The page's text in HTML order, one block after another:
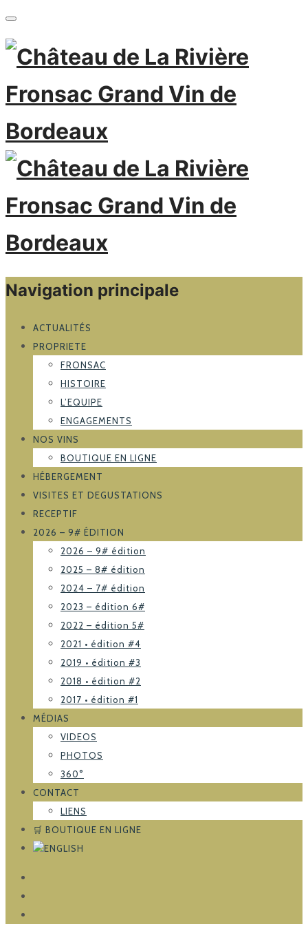
Navigation principale
ACTUALITÉS
PROPRIETE
FRONSAC
HISTOIRE
L’EQUIPE
ENGAGEMENTS
NOS VINS
BOUTIQUE EN LIGNE
HÉBERGEMENT
VISITES ET DEGUSTATIONS
RECEPTIF
2026 – 9# ÉDITION
2026 – 9# édition
2025 – 8# édition
2024 – 7# édition
2023 – édition 6#
2022 – édition 5#
2021 • édition #4
2019 • édition #3
2018 • édition #2
2017 • édition #1
MÉDIAS
VIDEOS
PHOTOS
360°
CONTACT
LIENS
🛒 BOUTIQUE EN LIGNE